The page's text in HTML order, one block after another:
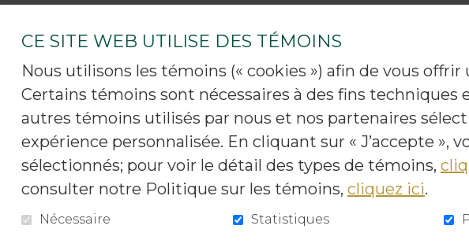
Propulsé par
CE SITE WEB UTILISE DES TÉMOINS
Nous utilisons les témoins (« cookies ») afin de vous
Certains témoins sont nécessaires à des fins techniques
autres témoins utilisés par nous et nos partenaires
expérience personnalisée. En cliquant sur « J’accepte »,
sélectionnés; pour voir le détail des types de témoins,
consulter notre Politique sur les témoins, cliquez ici.
Nécessaire Statistiques